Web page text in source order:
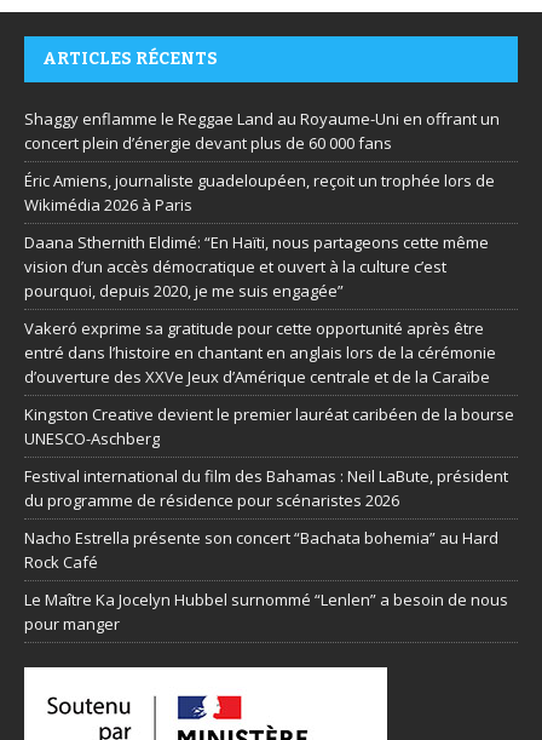
ARTICLES RÉCENTS
Shaggy enflamme le Reggae Land au Royaume-Uni en offrant un
concert plein d’énergie devant plus de 60 000 fans
Éric Amiens, journaliste guadeloupéen, reçoit un trophée lors de
Wikimédia 2026 à Paris
Daana Sthernith Eldimé: “En Haïti, nous partageons cette même
vision d’un accès démocratique et ouvert à la culture c’est
pourquoi, depuis 2020, je me suis engagée”
Vakeró exprime sa gratitude pour cette opportunité après être
entré dans l’histoire en chantant en anglais lors de la cérémonie
d’ouverture des XXVe Jeux d’Amérique centrale et de la Caraïbe
Kingston Creative devient le premier lauréat caribéen de la bourse
UNESCO-Aschberg
Festival international du film des Bahamas : Neil LaBute, président
du programme de résidence pour scénaristes 2026
Nacho Estrella présente son concert “Bachata bohemia” au Hard
Rock Café
Le Maître Ka Jocelyn Hubbel surnommé “Lenlen” a besoin de nous
pour manger